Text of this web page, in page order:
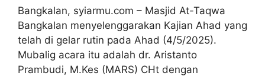
Bangkalan, syiarmu.com – Masjid At-Taqwa
Bangkalan menyelenggarakan Kajian Ahad yang
telah di gelar rutin pada Ahad (4/5/2025).
Mubalig acara itu adalah dr. Aristanto
Prambudi, M.Kes (MARS) CHt dengan